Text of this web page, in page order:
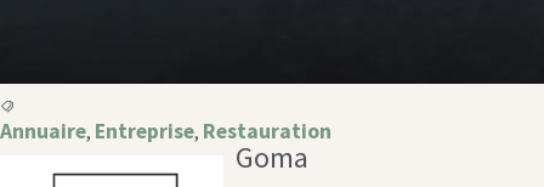
Annuaire, Entreprise, Restauration
Goma